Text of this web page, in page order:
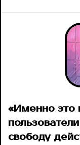
«Именно это
свободу